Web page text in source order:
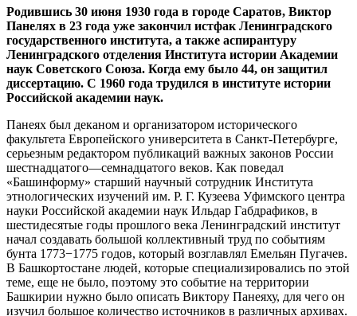
Родившись 30 июня 1930 года в городе Саратов, Виктор
Панелях в 23 года уже закончил истфак Ленинградского
государственного института, а также аспирантуру
Ленинградского отделения Института истории Академии
наук Советского Союза. Когда ему было 44, он защитил
диссертацию. С 1960 года трудился в институте истории
Российской академии наук.
Панеях был деканом и организатором исторического
факультета Европейского университета в Санкт-Петербурге,
серьезным редактором публикаций важных законов России
шестнадцатого—семнадцатого веков. Как поведал
«Башинформу» старший научный сотрудник Института
этнологических изучений им. Р. Г. Кузеева Уфимского центра
науки Российской академии наук Ильдар Габдрафиков, в
шестидесятые годы прошлого века Ленинградский институт
начал создавать большой коллективный труд по событиям
бунта 1773−1775 годов, который возглавлял Емельян Пугачев.
В Башкортостане людей, которые специализировались по этой
теме, еще не было, поэтому это событие на территории
Башкирии нужно было описать Виктору Панеяху, для чего он
изучил большое количество источников в различных архивах.